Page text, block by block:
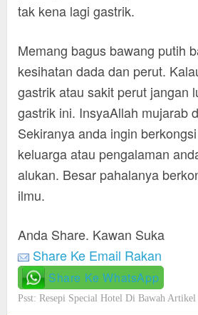
tak kena lagi gastrik.
Memang bagus bawang putih
kesihatan dada dan perut.
gastrik atau sakit perut jangan
gastrik ini. InsyaAllah mujarab
Sekiranya anda ingin
keluarga atau pengalaman
alukan. Besar pahalanya
ilmu.
Anda Share. Kawan Suka
Share Ke Email Rakan
Share Ke WhatsApp
Psst: Resepi Special Hotel Di Bawah Artikel